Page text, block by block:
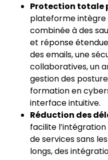
Protection totale
plateforme intègre
combinée à des
et réponse
des emails, une
collaboratives, un
gestion des
formation en
interface intuitive.
Réduction des
facilite
de services sans
longs, des